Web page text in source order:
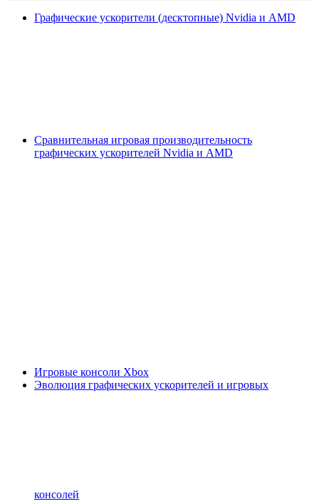
Графические ускорители (десктопные) Nvidia и AMD
Сравнительная игровая производительность
графических ускорителей Nvidia и AMD
Игровые консоли Xbox
Эволюция графических ускорителей и игровых
консолей